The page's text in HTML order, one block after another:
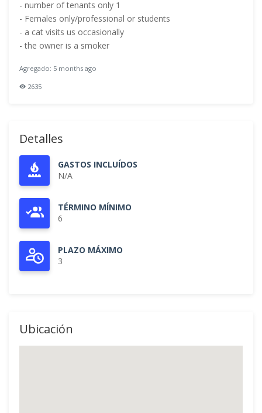
- number of tenants only 1
- Females only/professional or students
- a cat visits us occasionally
- the owner is a smoker
Agregado: 5 months ago
2635
Detalles
GASTOS INCLUÍDOS
N/A
TÉRMINO MÍNIMO
6
PLAZO MÁXIMO
3
Ubicación